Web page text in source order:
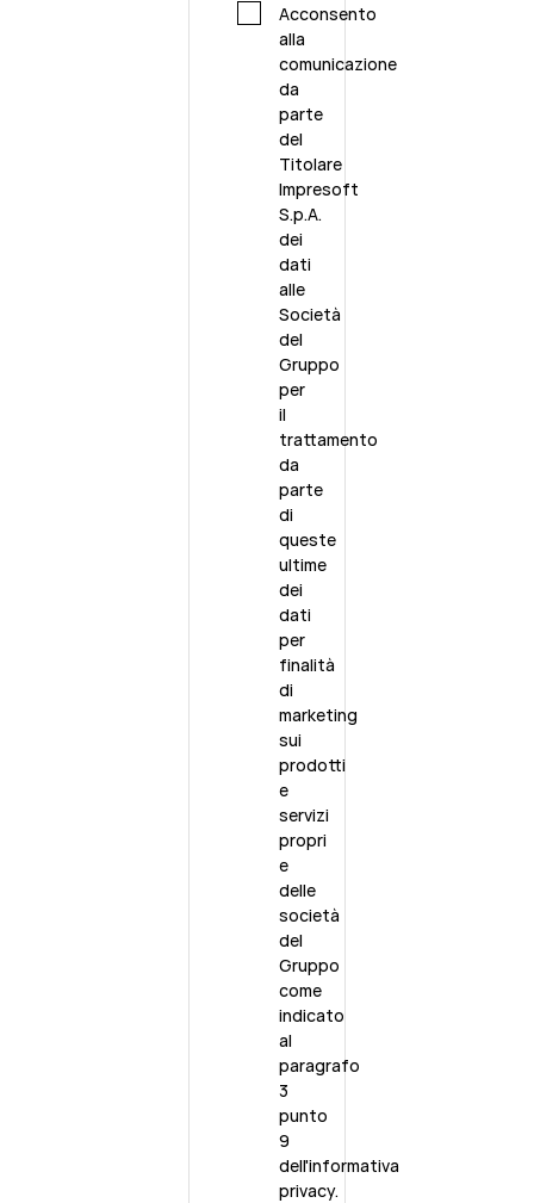
Acconsento
alla
comunicazione
da
parte
del
Titolare
Impresoft
S.p.A.
dei
dati
alle
Società
del
Gruppo
per
il
trattamento
da
parte
di
queste
ultime
dei
dati
per
finalità
di
marketing
sui
prodotti
e
servizi
propri
e
delle
società
del
Gruppo
come
indicato
al
paragrafo
3
punto
9
dell'informativa
privacy.